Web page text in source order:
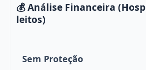
💰 Análise Financeira
leitos)
Sem Proteção